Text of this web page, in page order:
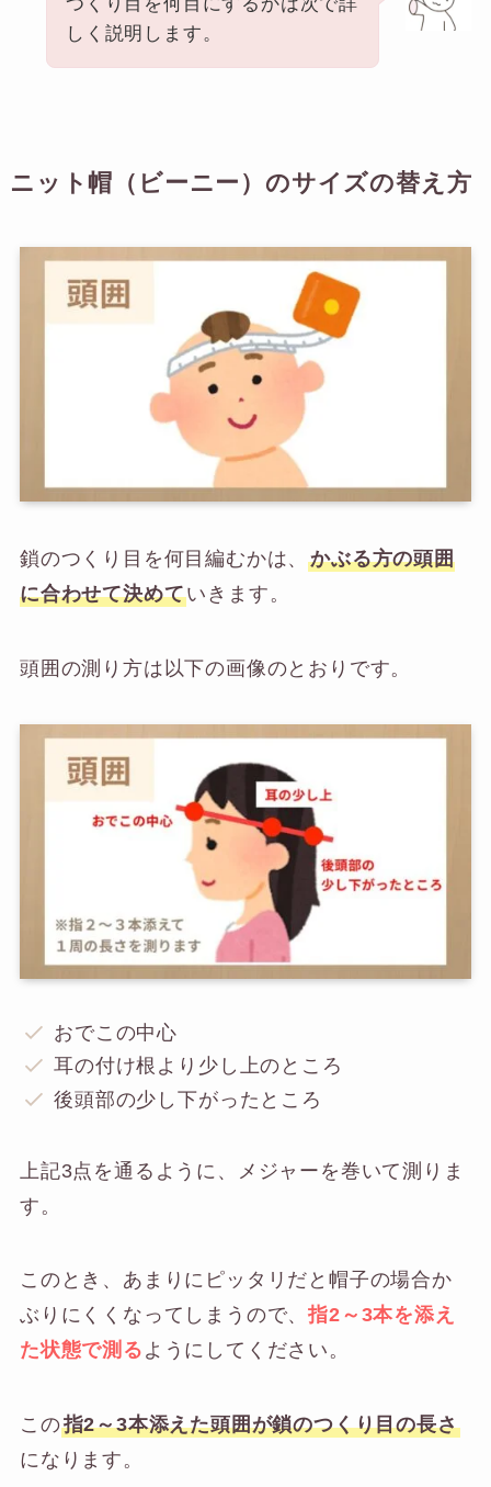
しく説明します。
ニット帽（ビーニー）のサイズの替え方
鎖のつくり目を何目編むかは、かぶる方の頭囲
に合わせて決めていきます。
頭囲の測り方は以下の画像のとおりです。
おでこの中心
耳の付け根より少し上のところ
後頭部の少し下がったところ
上記3点を通るように、メジャーを巻いて測りま
す。
このとき、あまりにピッタリだと帽子の場合か
ぶりにくくなってしまうので、指2～3本を添え
た状態で測る ようにしてください。
この指2～3本添えた頭囲が鎖のつくり目の長さ
になります。